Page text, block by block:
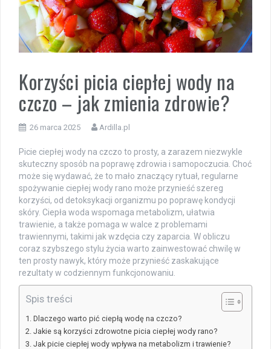
Korzyści picia ciepłej wody na
czczo – jak zmienia zdrowie?
26 marca 2025 Ardilla.pl
Picie ciepłej wody na czczo to prosty, a zarazem niezwykle
skuteczny sposób na poprawę zdrowia i samopoczucia. Choć
może się wydawać, że to mało znaczący rytuał, regularne
spożywanie ciepłej wody rano może przynieść szereg
korzyści, od detoksykacji organizmu po poprawę kondycji
skóry. Ciepła woda wspomaga metabolizm, ułatwia
trawienie, a także pomaga w walce z problemami
trawiennymi, takimi jak wzdęcia czy zaparcia. W obliczu
coraz szybszego stylu życia warto zainwestować chwilę w
ten prosty nawyk, który może przynieść zaskakujące
rezultaty w codziennym funkcjonowaniu.
Spis treści
Dlaczego warto pić ciepłą wodę na czczo?
Jakie są korzyści zdrowotne picia ciepłej wody rano?
Jak picie ciepłej wody wpływa na metabolizm i trawienie?